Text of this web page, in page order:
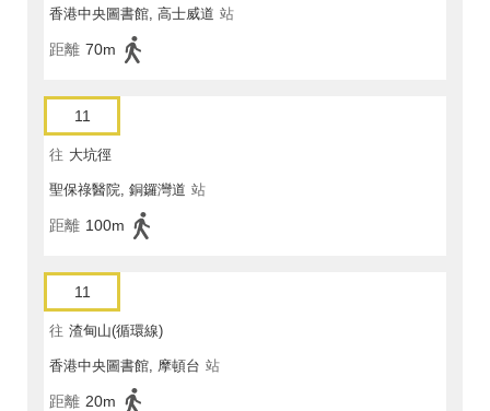
香港中央圖書館, 高士威道 站
距離 70m
11
往 大坑徑
聖保祿醫院, 銅鑼灣道 站
距離 100m
11
往 渣甸山(循環線)
香港中央圖書館, 摩頓台 站
距離 20m